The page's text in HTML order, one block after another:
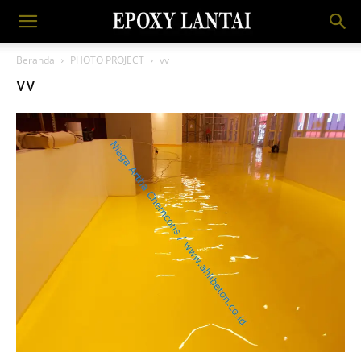
Beranda PHOTO PROJECT vv
vv